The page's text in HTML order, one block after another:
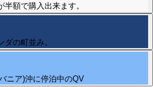
半額で購入出来ます。
ダの町並み。
ニア)沖に停泊中のQV